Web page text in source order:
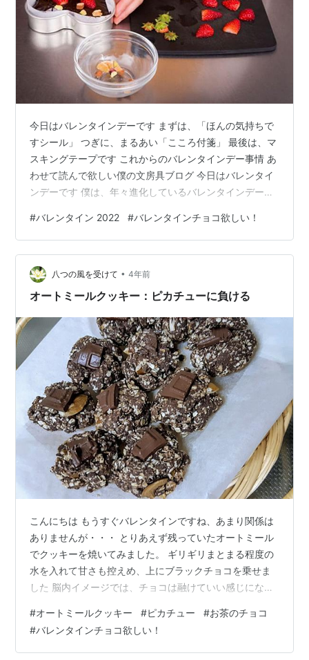
今日はバレンタインデーです まずは、「ほんの気持ちで
すシール」 つぎに、まるあい「こころ付箋」 最後は、マ
スキングテープです これからのバレンタインデー事情 あ
わせて読んで欲しい僕の文房具ブログ 今日はバレンタイ
ンデーです 僕は、年々進化しているバレンタインデーを
催事場ではお祭り騒ぎです。でも、女性が男性に愛を告
白するというよりも、高級なチョコを食べて楽しむ方向
になりつつあるように思いますので、良いことだと感じ
てます。お友達に手作りチョコをあげたり、自分のため
に美味しいチョコを買ってきて食べたり、楽しむイベン
#バレンタイン 2022 #バレンタインチョコ欲しい！
八つの風を受けて • 4年前
オートミールクッキー：ピカチューに負ける
こんにちは もうすぐバレンタインですね、あまり関係は
ありませんが・・・ とりあえず残っていたオートミール
でクッキーを焼いてみました。 ギリギリまとまる程度の
水を入れて甘さも控えめ、上にブラックチョコを乗せま
した 脳内イメージでは、チョコは融けていい感じになる
持っていかれます、ちょっと危険かも(笑) おやつにはこ
れぐらいの甘さが身体に良いの、と 夫に勧めたのです
が、 娘から届いたチョコにすっかり浮かれています、負
#オートミールクッキー #ピカチュー #お茶のチョコ
#バレンタインチョコ欲しい！